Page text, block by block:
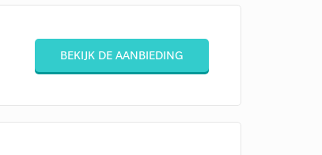
BEKIJK DE AANBIEDING